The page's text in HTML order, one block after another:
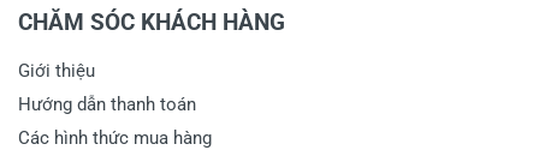
CHĂM SÓC KHÁCH HÀNG
Giới thiệu
Hướng dẫn thanh toán
Các hình thức mua hàng